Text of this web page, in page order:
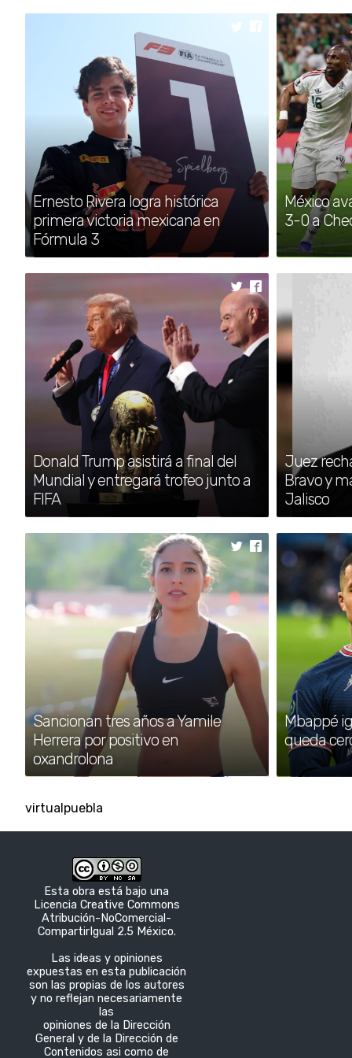
Ernesto Rivera logra histórica
primera victoria mexicana en
Fórmula 3
México
3-0 a
Donald Trump asistirá a final del
Mundial y entregará trofeo junto a
FIFA
Juez
Bravo y
Jalisco
Sancionan tres años a Yamile
Herrera por positivo en
oxandrolona
Mbappé
queda
virtualpuebla
Esta obra está bajo una
Licencia Creative Commons
Atribución-NoComercial-
CompartirIgual 2.5 México.
Las ideas y opiniones
expuestas en esta publicación
son las propias de los autores
y no reflejan necesariamente
las
opiniones de la Dirección
General y de la Dirección de
Contenidos asi como de